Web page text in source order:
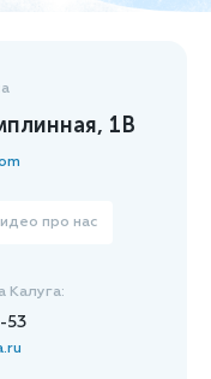
1В
про нас
Калуга:
53